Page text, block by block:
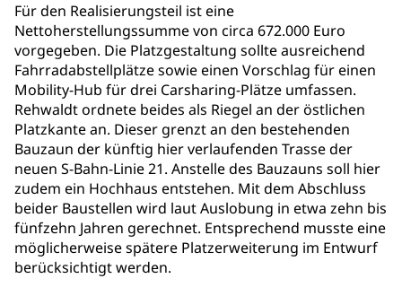
Für den Realisierungsteil ist eine
Nettoherstellungssumme von circa 672.000 Euro
vorgegeben. Die Platzgestaltung sollte ausreichend
Fahrradabstellplätze sowie einen Vorschlag für einen
Mobility-Hub für drei Carsharing-Plätze umfassen.
Rehwaldt ordnete beides als Riegel an der östlichen
Platzkante an. Dieser grenzt an den bestehenden
Bauzaun der künftig hier verlaufenden Trasse der
neuen S-Bahn-Linie 21. Anstelle des Bauzauns soll hier
zudem ein Hochhaus entstehen. Mit dem Abschluss
beider Baustellen wird laut Auslobung in etwa zehn bis
fünfzehn Jahren gerechnet. Entsprechend musste eine
möglicherweise spätere Platzerweiterung im Entwurf
berücksichtigt werden.